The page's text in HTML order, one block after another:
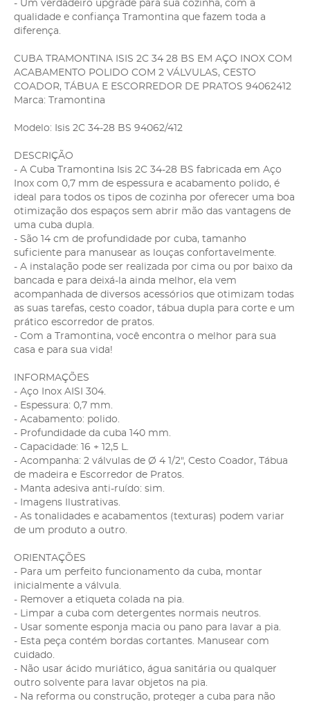
- Um verdadeiro upgrade para sua cozinha, com a
qualidade e confiança Tramontina que fazem toda a
diferença.
CUBA TRAMONTINA ISIS 2C 34 28 BS EM AÇO INOX COM
ACABAMENTO POLIDO COM 2 VÁLVULAS, CESTO
COADOR, TÁBUA E ESCORREDOR DE PRATOS 94062412
Marca: Tramontina
Modelo: Isis 2C 34-28 BS 94062/412
DESCRIÇÃO
- A Cuba Tramontina Isis 2C 34-28 BS fabricada em Aço
Inox com 0,7 mm de espessura e acabamento polido, é
ideal para todos os tipos de cozinha por oferecer uma boa
otimização dos espaços sem abrir mão das vantagens de
uma cuba dupla.
- São 14 cm de profundidade por cuba, tamanho
suficiente para manusear as louças confortavelmente.
- A instalação pode ser realizada por cima ou por baixo da
bancada e para deixá-la ainda melhor, ela vem
acompanhada de diversos acessórios que otimizam todas
as suas tarefas, cesto coador, tábua dupla para corte e um
prático escorredor de pratos.
- Com a Tramontina, você encontra o melhor para sua
casa e para sua vida!
INFORMAÇÕES
- Aço Inox AISI 304.
- Espessura: 0,7 mm.
- Acabamento: polido.
- Profundidade da cuba 140 mm.
- Capacidade: 16 + 12,5 L.
- Acompanha: 2 válvulas de Ø 4 1/2", Cesto Coador, Tábua
de madeira e Escorredor de Pratos.
- Manta adesiva anti-ruído: sim.
- Imagens Ilustrativas.
- As tonalidades e acabamentos (texturas) podem variar
de um produto a outro.
ORIENTAÇÕES
- Para um perfeito funcionamento da cuba, montar
inicialmente a válvula.
- Remover a etiqueta colada na pia.
- Limpar a cuba com detergentes normais neutros.
- Usar somente esponja macia ou pano para lavar a pia.
- Esta peça contém bordas cortantes. Manusear com
cuidado.
- Não usar ácido muriático, água sanitária ou qualquer
outro solvente para lavar objetos na pia.
- Na reforma ou construção, proteger a cuba para não